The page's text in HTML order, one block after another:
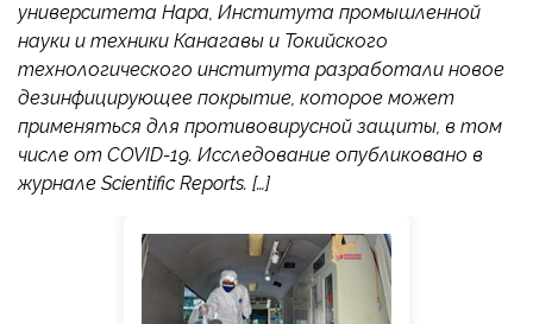
университета Нара, Института промышленной
науки и техники Канагавы и Токийского
технологического института разработали новое
дезинфицирующее покрытие, которое может
применяться для противовирусной защиты, в том
числе от COVID-19. Исследование опубликовано в
журнале Scientific Reports. […]